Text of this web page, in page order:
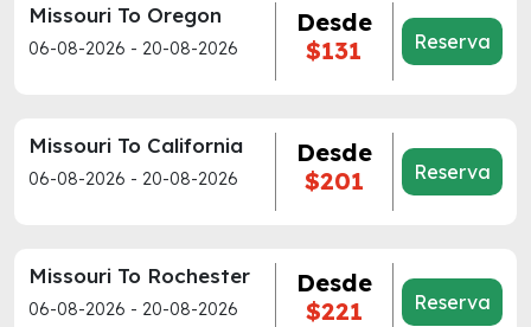
Missouri To Oregon
06-08-2026 - 20-08-2026
Desde
$131
Reserva
Missouri To California
06-08-2026 - 20-08-2026
Desde
$201
Reserva
Missouri To Rochester
06-08-2026 - 20-08-2026
Desde
$221
Reserva